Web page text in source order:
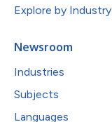
Explore by Industry
Newsroom
Industries
Subjects
Languages